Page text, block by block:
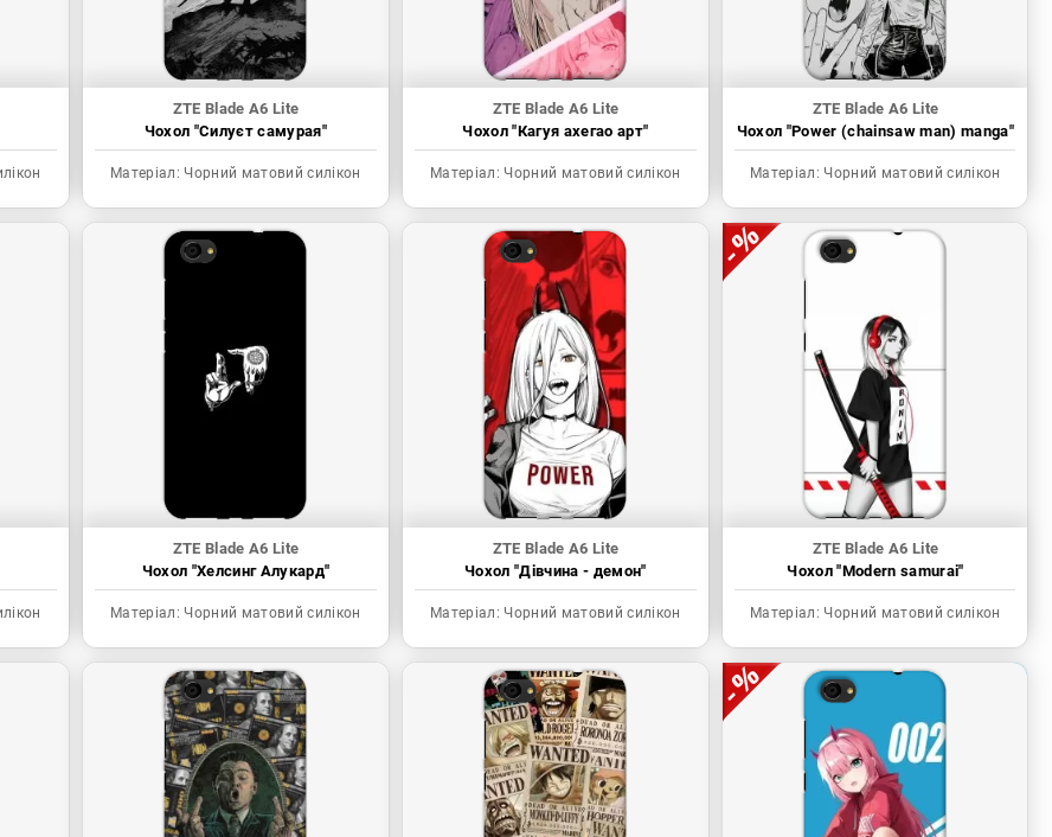
ZTE Blade A6 Lite
Чохол "Силуєт самурая"
Матеріал: Чорний матовий силікон
ZTE Blade A6 Lite
Чохол "Кагуя ахегао арт"
Матеріал: Чорний матовий силікон
ZTE Blade A6 Lite
Чохол "Power (chainsaw man) manga"
Матеріал: Чорний матовий силікон
ZTE Blade A6 Lite
Чохол "Хелсинг Алукард"
Матеріал: Чорний матовий силікон
ZTE Blade A6 Lite
Чохол "Дівчина - демон"
Матеріал: Чорний матовий силікон
ZTE Blade A6 Lite
Чохол "Modern samurai"
Матеріал: Чорний матовий силікон